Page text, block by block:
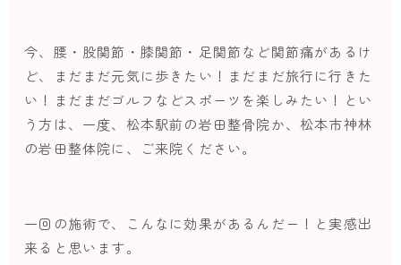
今、腰・股関節・膝関節・足関節など関節痛があるけ
ど、まだまだ元気に歩きたい！まだまだ旅行に行きた
い！まだまだゴルフなどスポーツを楽しみたい！とい
う方は、一度、松本駅前の岩田整骨院か、松本市神林
の岩田整体院に、ご来院ください。
一回の施術で、こんなに効果があるんだー！と実感出
来ると思います。